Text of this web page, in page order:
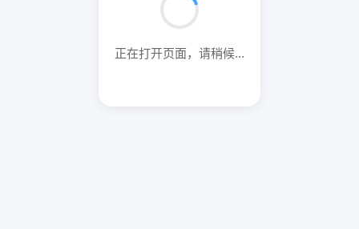
正在打开页面，请稍候...